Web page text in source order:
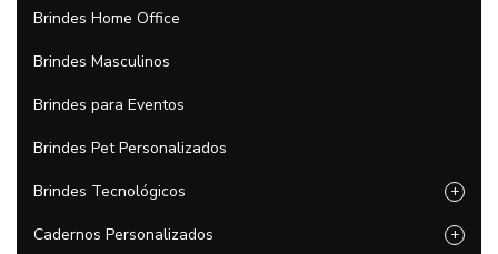
Brindes Home Office
Brindes Masculinos
Brindes para Eventos
Brindes Pet Personalizados
Brindes Tecnológicos +
Cadernos Personalizados +